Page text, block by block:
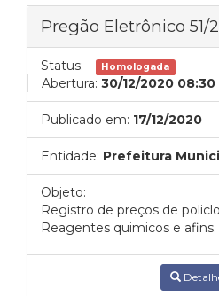
Pregão Eletrônico 51/
Status: Homologada
Abertura: 30/12/2020 08:30
Publicado em: 17/12/2020
Entidade: Prefeitura
Objeto:
Registro de preços de
Reagentes quimicos e afins.